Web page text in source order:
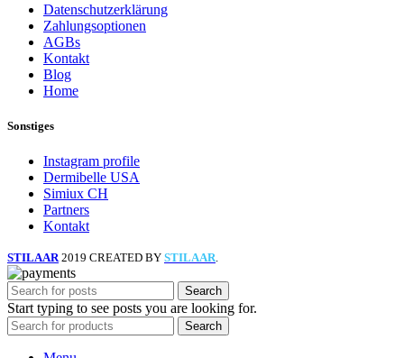
Datenschutzerklärung
Zahlungsoptionen
AGBs
Kontakt
Blog
Home
Sonstiges
Instagram profile
Dermibelle USA
Simiux CH
Partners
Kontakt
STILAAR 2019 CREATED BY STILAAR.
Search
Start typing to see posts you are looking for.
Search